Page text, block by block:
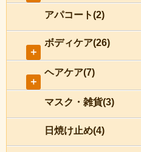
アパコート(2)
＋
ボディケア(26)
＋
ヘアケア(7)
マスク・雑貨(3)
日焼け止め(4)